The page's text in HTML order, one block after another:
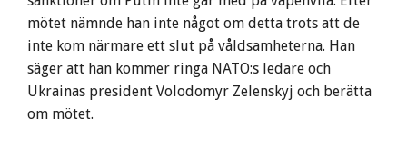
mötet nämnde han inte något om detta trots att de
inte kom närmare ett slut på våldsamheterna. Han
säger att han kommer ringa NATO:s ledare och
Ukrainas president Volodomyr Zelenskyj och berätta
om mötet.